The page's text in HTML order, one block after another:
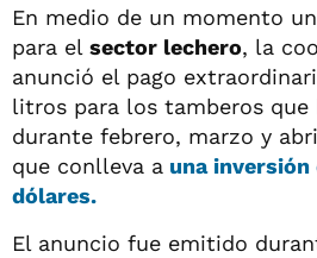
En medio de un momento
para el sector lechero, la
anunció el pago
litros para los tamberos que
durante febrero, marzo y
que conlleva a una
dólares.
El anuncio fue emitido